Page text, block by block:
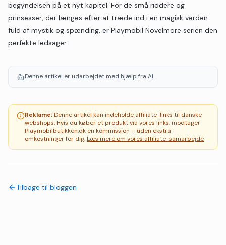
begyndelsen på et nyt kapitel. For de små riddere og
prinsesser, der længes efter at træde ind i en magisk verden
fuld af mystik og spænding, er Playmobil Novelmore serien den
perfekte ledsager.
Denne artikel er udarbejdet med hjælp fra AI.
Reklame:Denne artikel kan indeholde affiliate-links til danske
webshops. Hvis du køber et produkt via vores links, modtager
Playmobilbutikken.dk en kommission – uden ekstra
omkostninger for dig.Læs mere om vores affiliate-samarbejde
Tilbage til bloggen